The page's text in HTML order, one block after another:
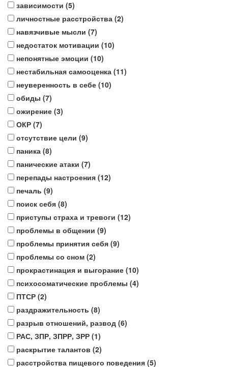
зависимости (5)
личностные расстройства (2)
навязчивые мысли (7)
недостаток мотивации (10)
непонятные эмоции (10)
нестабильная самооценка (11)
неуверенность в себе (10)
обиды (7)
ожирение (3)
ОКР (7)
отсутствие цели (9)
паника (8)
панические атаки (7)
перепады настроения (12)
печаль (9)
поиск себя (8)
приступы страха и тревоги (12)
проблемы в общении (9)
проблемы принятия себя (9)
проблемы со сном (2)
прокрастинация и выгорание (10)
психосоматические проблемы (4)
ПТСР (2)
раздражительность (8)
разрыв отношений, развод (6)
РАС, ЗПР, ЗПРР, ЗРР (1)
раскрытие талантов (2)
расстройства пищевого поведения (5)